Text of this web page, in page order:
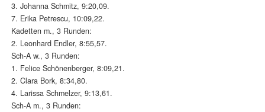
3. Johanna Schmitz, 9:20,09.
7. Erika Petrescu, 10:09,22.
Kadetten m., 3 Runden:
2. Leonhard Endler, 8:55,57.
Sch-A w., 3 Runden:
1. Felice Schönenberger, 8:09,21.
2. Clara Bork, 8:34,80.
4. Larissa Schmelzer, 9:13,61.
Sch-A m., 3 Runden: